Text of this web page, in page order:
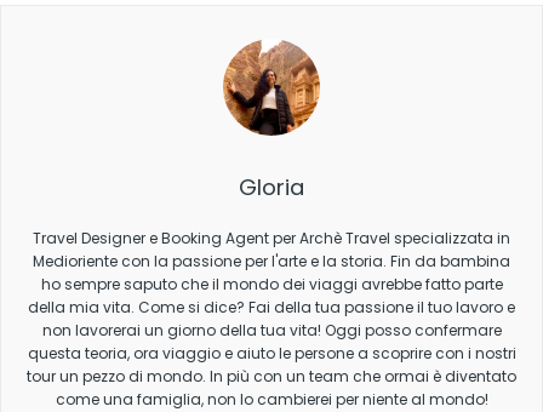
Gloria
Travel Designer e Booking Agent per Archè Travel specializzata in
Medioriente con la passione per l'arte e la storia. Fin da bambina
ho sempre saputo che il mondo dei viaggi avrebbe fatto parte
della mia vita. Come si dice? Fai della tua passione il tuo lavoro e
non lavorerai un giorno della tua vita! Oggi posso confermare
questa teoria, ora viaggio e aiuto le persone a scoprire con i nostri
tour un pezzo di mondo. In più con un team che ormai è diventato
come una famiglia, non lo cambierei per niente al mondo!